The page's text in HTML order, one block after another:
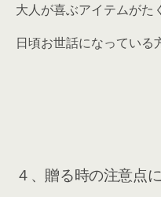
大人が喜ぶアイテムがた
日頃お世話になっている
４、贈る時の注意点